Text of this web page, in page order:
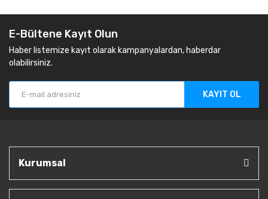
E-Bültene Kayıt Olun
Haber listemize kayıt olarak kampanyalardan, haberdar
olabilirsiniz.
KAYIT OL
Kurumsal